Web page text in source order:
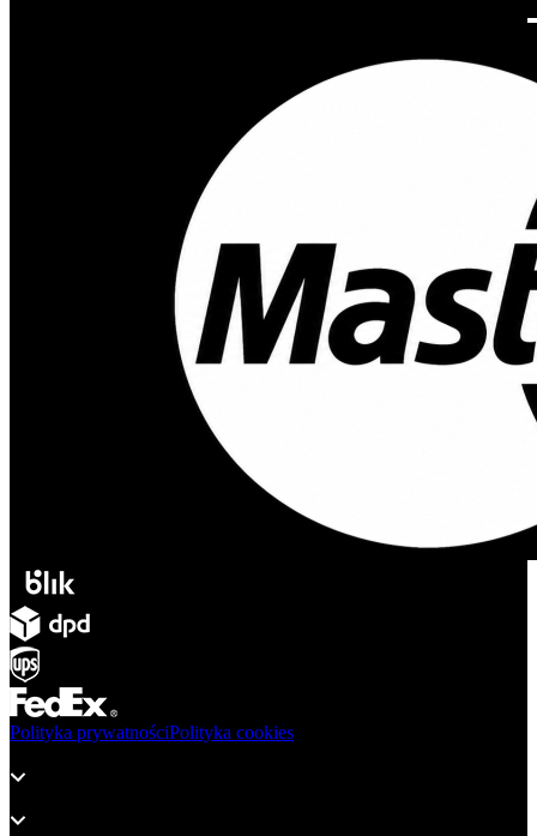
Polityka prywatnościPolityka cookies